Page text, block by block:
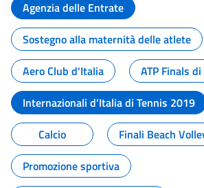
Agenzia delle Entrate
Sostegno alla maternità delle atlete
Aero Club d'Italia
ATP Finals
Internazionali d'Italia di Tennis 2019
Calcio
Finali Beach
Promozione sportiva